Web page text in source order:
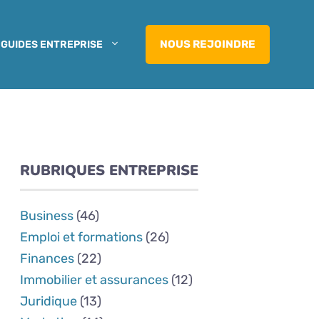
GUIDES ENTREPRISE NOUS REJOINDRE
RUBRIQUES ENTREPRISE
Business (46)
Emploi et formations (26)
Finances (22)
Immobilier et assurances (12)
Juridique (13)